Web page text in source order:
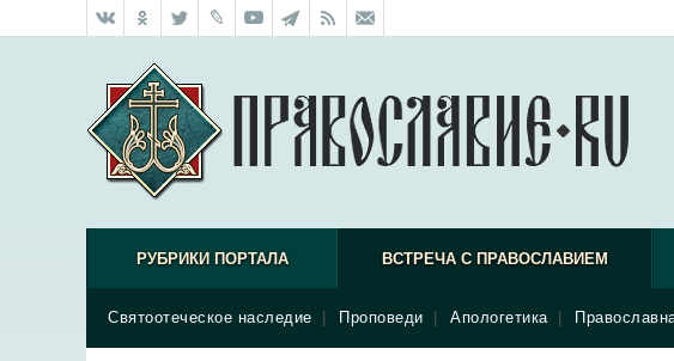
РУБРИКИ ПОРТАЛА ВСТРЕЧА С ПРАВОСЛАВИЕМ
Святоотеческое наследие Проповеди Апологетика